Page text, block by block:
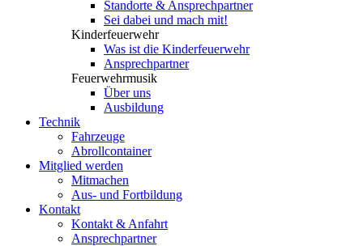
Standorte & Ansprechpartner
Sei dabei und mach mit!
Kinderfeuerwehr
Was ist die Kinderfeuerwehr
Ansprechpartner
Feuerwehrmusik
Über uns
Ausbildung
Technik
Fahrzeuge
Abrollcontainer
Mitglied werden
Mitmachen
Aus- und Fortbildung
Kontakt
Kontakt & Anfahrt
Ansprechpartner